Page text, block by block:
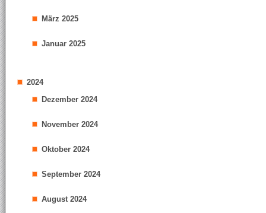
März 2025
Januar 2025
2024
Dezember 2024
November 2024
Oktober 2024
September 2024
August 2024